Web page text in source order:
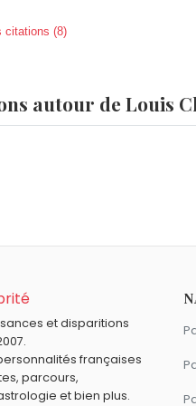
citations (8)
autour de Louis
,Carla Bruni ,
et disparitions
françaises
parcours,
et bien plus.